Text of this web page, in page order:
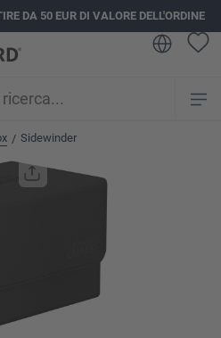
DA 50 EUR DI VALORE DELL'ORDINE
/ Sidewinder